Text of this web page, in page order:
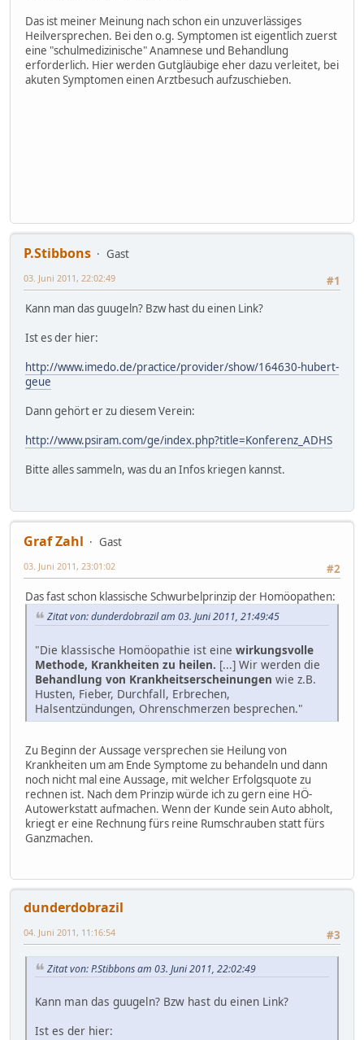
Das ist meiner Meinung nach schon ein unzuverlässiges
Heilversprechen. Bei den o.g. Symptomen ist eigentlich zuerst
eine "schulmedizinische" Anamnese und Behandlung
erforderlich. Hier werden Gutgläubige eher dazu verleitet, bei
akuten Symptomen einen Arztbesuch aufzuschieben.
P.Stibbons
Gast
#1
03. Juni 2011, 22:02:49
Kann man das guugeln? Bzw hast du einen Link?
Ist es der hier:
http://www.imedo.de/practice/provider/show/164630-hubert-
geue
Dann gehört er zu diesem Verein:
http://www.psiram.com/ge/index.php?title=Konferenz_ADHS
Bitte alles sammeln, was du an Infos kriegen kannst.
Graf Zahl
Gast
#2
03. Juni 2011, 23:01:02
Das fast schon klassische Schwurbelprinzip der Homöopathen:
Zitat von: dunderdobrazil am 03. Juni 2011, 21:49:45
"Die klassische Homöopathie ist eine wirkungsvolle
Methode, Krankheiten zu heilen. [...] Wir werden die
Behandlung von Krankheitserscheinungen wie z.B.
Husten, Fieber, Durchfall, Erbrechen,
Halsentzündungen, Ohrenschmerzen besprechen."
Zu Beginn der Aussage versprechen sie Heilung von
Krankheiten um am Ende Symptome zu behandeln und dann
noch nicht mal eine Aussage, mit welcher Erfolgsquote zu
rechnen ist. Nach dem Prinzip würde ich zu gern eine HÖ-
Autowerkstatt aufmachen. Wenn der Kunde sein Auto abholt,
kriegt er eine Rechnung fürs reine Rumschrauben statt fürs
Ganzmachen.
dunderdobrazil
#3
04. Juni 2011, 11:16:54
Zitat von: P.Stibbons am 03. Juni 2011, 22:02:49
Kann man das guugeln? Bzw hast du einen Link?
Ist es der hier: